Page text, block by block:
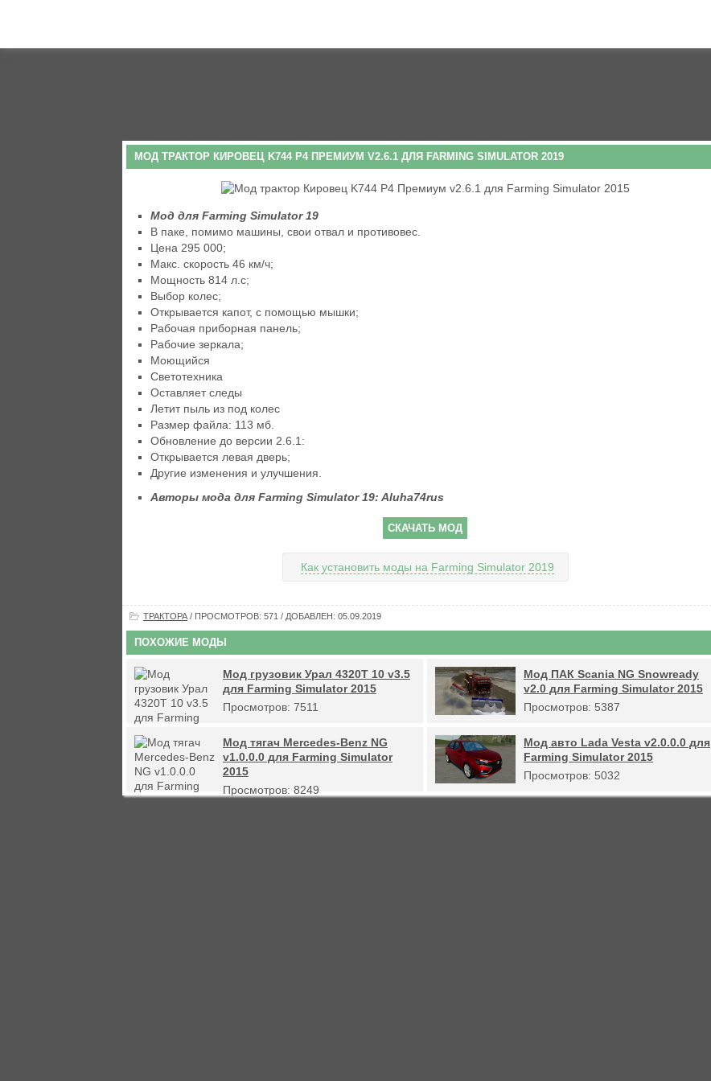
МОД ТРАКТОР КИРОВЕЦ K744 Р4 ПРЕМИУМ V2.6.1 ДЛЯ FARMING SIMULATOR 2019
Мод для Farming Simulator 19
В паке, помимо машины, свои отвал и противовес.
Цена 295 000;
Макс. скорость 46 км/ч;
Мощность 814 л.с;
Выбор колес;
Открывается капот, с помощью мышки;
Рабочая приборная панель;
Рабочие зеркала;
Моющийся
Светотехника
Оставляет следы
Летит пыль из под колес
Размер файла: 113 мб.
Обновление до версии 2.6.1:
Открывается левая дверь;
Другие изменения и улучшения.
Авторы мода для Farming Simulator 19: Aluha74rus
СКАЧАТЬ МОД
Как установить моды на Farming Simulator 2019
ТРАКТОРА / ПРОСМОТРОВ: 571 / ДОБАВЛЕН: 05.09.2019
ПОХОЖИЕ МОДЫ
Мод грузовик Урал 4320Т 10 v3.5
для Farming Simulator 2015
Просмотров: 7511
Мод ПАК Scania NG Snowready
v2.0 для Farming Simulator 2015
Просмотров: 5387
Мод тягач Mercedes-Benz NG
v1.0.0.0 для Farming Simulator
2015
Просмотров: 8249
Мод авто Lada Vesta v2.0.0.0 для
Farming Simulator 2015
Просмотров: 5032